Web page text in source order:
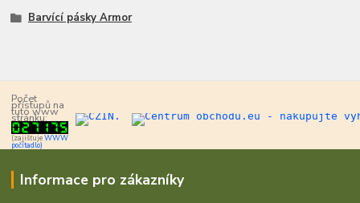
Barvící pásky Armor
Počet
přístupů na
tuto www
stránku:
(zajišťujeWWW
počítadlo)
Informace pro zákazníky